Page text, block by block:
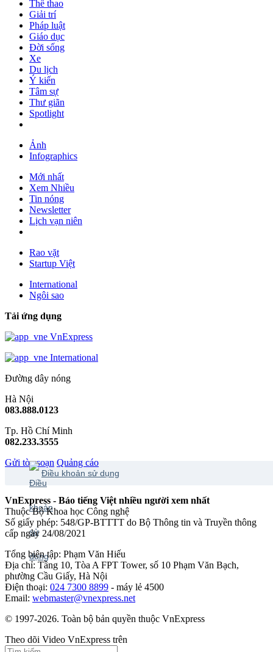
Thể thao
Giải trí
Pháp luật
Giáo dục
Đời sống
Xe
Du lịch
Ý kiến
Tâm sự
Thư giãn
Spotlight
Ảnh
Infographics
Mới nhất
Xem Nhiều
Tin nóng
Newsletter
Lịch vạn niên
Rao vặt
Startup Việt
International
Ngôi sao
Tải ứng dụng
VnExpress
International
Đường dây nóng
Hà Nội
083.888.0123
Tp. Hồ Chí Minh
082.233.3555
Gửi tòa soạn Quảng cáo
Điều khoản sử dụng
VnExpress - Báo tiếng Việt nhiều người xem nhất
Thuộc Bộ Khoa học Công nghệ
Số giấy phép: 548/GP-BTTTT do Bộ Thông tin và Truyền thông
cấp ngày 24/08/2021
Tổng biên tập: Phạm Văn Hiếu
Địa chỉ: Tầng 10, Tòa A FPT Tower, số 10 Phạm Văn Bạch,
phường Cầu Giấy, Hà Nội
Điện thoại: 024 7300 8899 - máy lẻ 4500
Email: webmaster@vnexpress.net
© 1997-2026. Toàn bộ bản quyền thuộc VnExpress
Theo dõi Video VnExpress trên